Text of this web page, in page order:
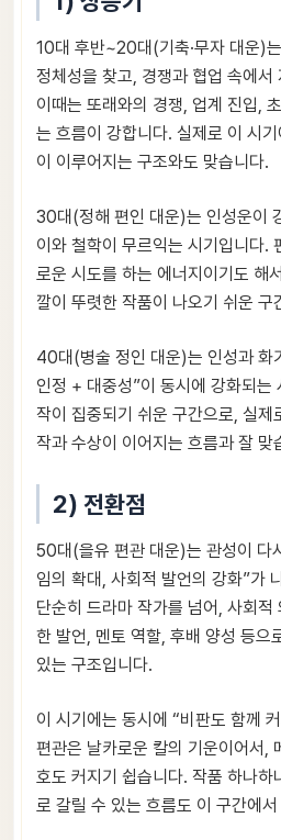
10대 후반~20대(기축·무자 대운)는
정체성을 찾고, 경쟁과 협업 속에서
이때는 또래와의 경쟁, 업계 진입,
는 흐름이 강합니다. 실제로 이 시
이 이루어지는 구조와도 맞습니다.
30대(정해 편인 대운)는 인성운이
이와 철학이 무르익는 시기입니다.
로운 시도를 하는 에너지이기도 해
깔이 뚜렷한 작품이 나오기 쉬운 구
40대(병술 정인 대운)는 인성과 화
인정 + 대중성”이 동시에 강화되는
작이 집중되기 쉬운 구간으로, 실제
작과 수상이 이어지는 흐름과 잘 맞
2) 전환점
50대(을유 편관 대운)는 관성이 다
임의 확대, 사회적 발언의 강화”가
단순히 드라마 작가를 넘어, 사회적
한 발언, 멘토 역할, 후배 양성 등으
있는 구조입니다.
이 시기에는 동시에 “비판도 함께
편관은 날카로운 칼의 기운이어서,
호도 커지기 쉽습니다. 작품 하나하
로 갈릴 수 있는 흐름도 이 구간에